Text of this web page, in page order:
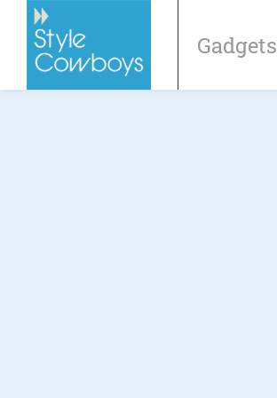
Gadgets